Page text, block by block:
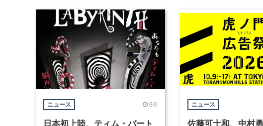
ニュース 8/6
日本初上陸、ティム・バート
ニュース
佐藤可士和、中村勇